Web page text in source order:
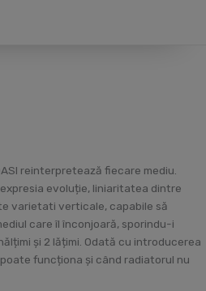
reinterpretează fiecare mediu.
evoluție, liniaritatea dintre
varietati verticale, capabile să
care îl înconjoară, sporindu-i
și 2 lățimi. Odată cu introducerea
funcționa și când radiatorul nu